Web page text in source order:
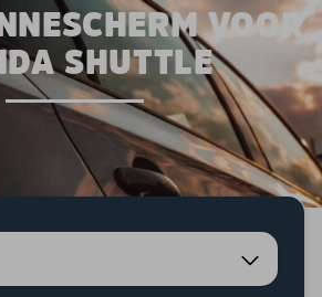
VOOR
SHUTTLE